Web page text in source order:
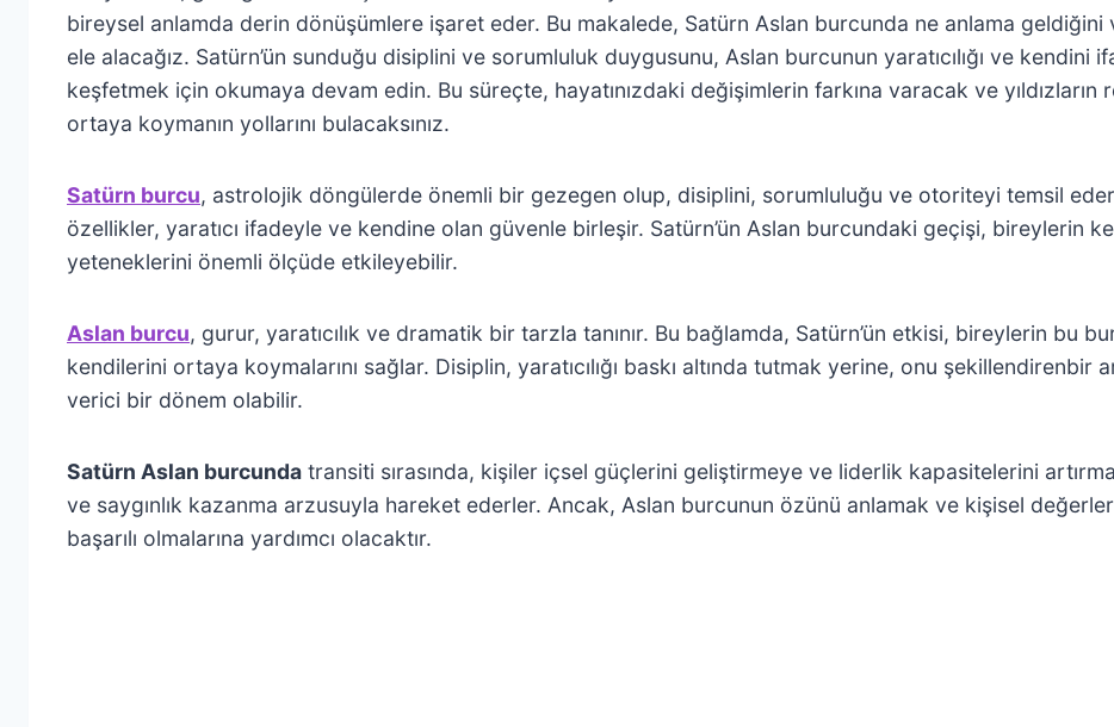
bireysel anlamda derin dönüşümlere işaret eder. Bu makalede, Satürn Aslan burcunda ne anlama
ele alacağız. Satürn’ün sunduğu disiplini ve sorumluluk duygusunu, Aslan burcunun yaratıcılığı ve kendini
keşfetmek için okumaya devam edin. Bu süreçte, hayatınızdaki değişimlerin farkına varacak ve
ortaya koymanın yollarını bulacaksınız.
Satürn burcu, astrolojik döngülerde önemli bir gezegen olup, disiplini, sorumluluğu ve otoriteyi temsil
özellikler, yaratıcı ifadeyle ve kendine olan güvenle birleşir. Satürn’ün Aslan burcundaki geçişi, bireylerin
yeteneklerini önemli ölçüde etkileyebilir.
Aslan burcu, gurur, yaratıcılık ve dramatik bir tarzla tanınır. Bu bağlamda, Satürn’ün etkisi, bireylerin bu
kendilerini ortaya koymalarını sağlar. Disiplin, yaratıcılığı baskı altında tutmak yerine, onu şekillendirenbir
verici bir dönem olabilir.
Satürn Aslan burcunda transiti sırasında, kişiler içsel güçlerini geliştirmeye ve liderlik kapasitelerini
ve saygınlık kazanma arzusuyla hareket ederler. Ancak, Aslan burcunun özünü anlamak ve kişisel
başarılı olmalarına yardımcı olacaktır.